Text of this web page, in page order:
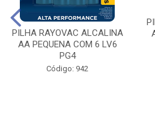
PILHA RAYOVAC ALCALINA
AA PEQUENA COM 6 LV6
PG4
Código: 942